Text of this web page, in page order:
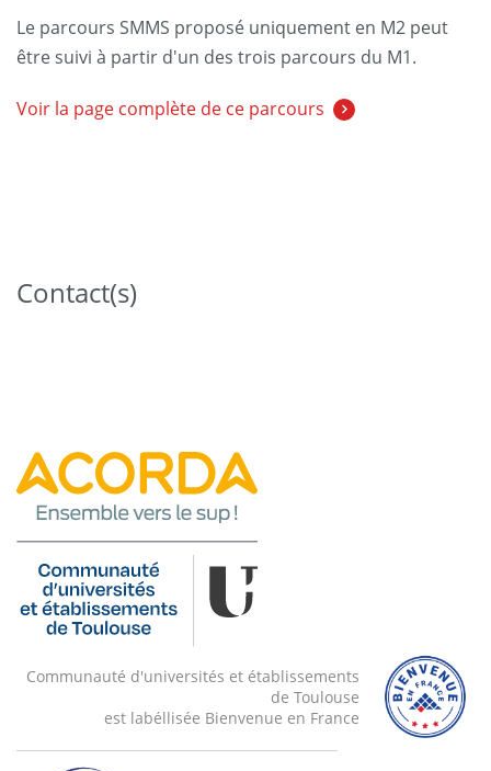
Le parcours SMMS proposé uniquement en M2 peut
être suivi à partir d'un des trois parcours du M1.
Voir la page complète de ce parcours
Contact(s)
Communauté d'universités et établissements
de Toulouse
est labéllisée Bienvenue en France